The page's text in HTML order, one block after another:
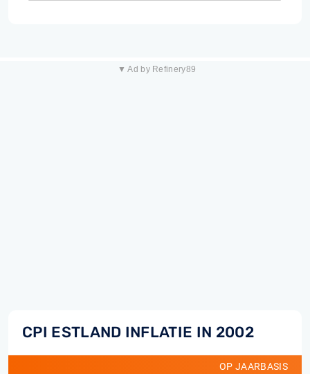
▼ Ad by Refinery89
CPI ESTLAND INFLATIE IN 2002
OP JAARBASIS